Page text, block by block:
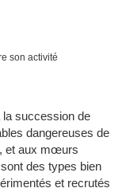
son activité
la succession de
dangereuses de
et aux mœurs
des types bien
et recrutés